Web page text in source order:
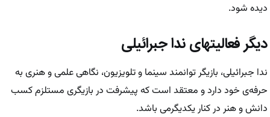
دیده شود.
دیگر فعالیتهای ندا جبرائیلی
ندا جبرائیلی، بازیگر توانمند سینما و تلویزیون، نگاهی علمی و هنری به
حرفه‌ی خود دارد و معتقد است که پیشرفت در بازیگری مستلزم کسب
دانش و هنر در کنار یکدیگرمی باشد.